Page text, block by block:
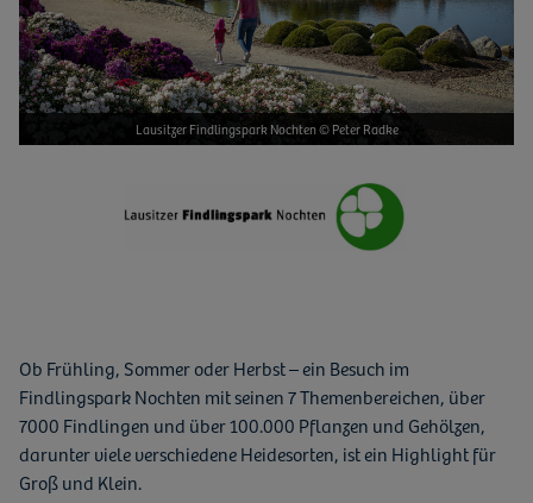
Lausitzer Findlingspark Nochten © Peter Radke
Ob Frühling, Sommer oder Herbst – ein Besuch im
Findlingspark Nochten mit seinen 7 Themenbereichen, über
7000 Findlingen und über 100.000 Pflanzen und Gehölzen,
darunter viele verschiedene Heidesorten, ist ein Highlight für
Groß und Klein.